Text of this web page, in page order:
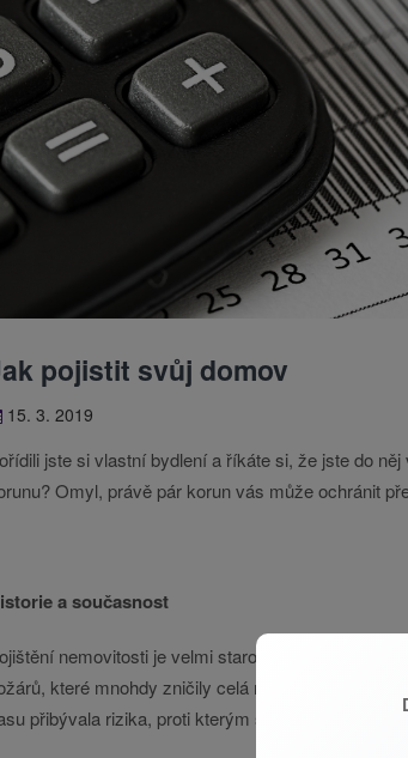
pojistit svůj domov
15. 3. 2019
jste si vlastní bydlení a říkáte si, že jste do
Omyl, právě pár korun vás může ochránit
a současnost
nemovitosti je velmi starou záležitostí.
které mnohdy zničily celá města a
přibývala rizika, proti kterým si lidé mohli